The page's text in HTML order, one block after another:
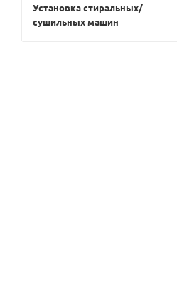
Установка стиральных/
сушильных машин